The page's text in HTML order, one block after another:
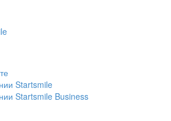
Startsmile
Startsmile Business